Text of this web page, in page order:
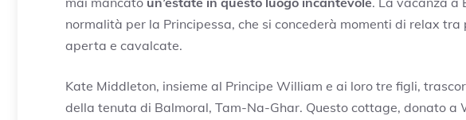
normalità per la Principessa, che si concederà momenti di relax tra
aperta e cavalcate.
Kate Middleton, insieme al Principe William e ai loro tre figli,
della tenuta di Balmoral, Tam-Na-Ghar. Questo cottage, donato